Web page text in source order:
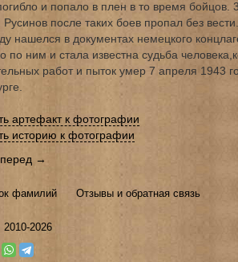
и попало в плен в то время бойцов.
после таких боев пропал без
нашелся в документах немецкого
по ним и стала известна судьба
работ и пыток умер 7 апреля 1943
артефакт к фотографии
историю к фотографии
→
фамилий Отзывы и обратная связь
2010-2026